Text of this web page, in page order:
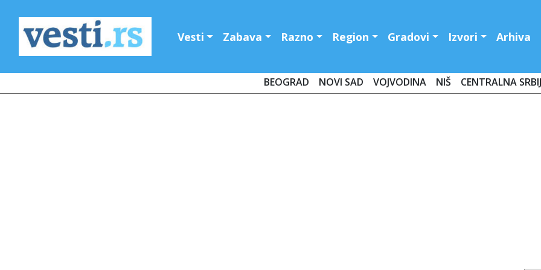
Vesti Zabava Razno Region Gradovi Izvori Arhiva
BEOGRAD NOVI SAD VOJVODINA NIŠ CENTRALNA